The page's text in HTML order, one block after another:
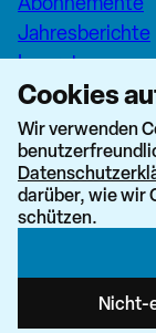
Jahresberichte
Inserate
Pfarreiseiten
Dashboard
Cookies
Wir verwenden
darüber, wie wir
schützen.
Nicht-